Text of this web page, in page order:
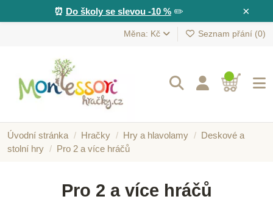
×
⏰ Do školy se slevou -10 %✏️
Měna: Kč Seznam přání (0)
Úvodní stránka Hračky Hry a hlavolamy
Deskové a
stolní hry
Pro 2 a více hráčů
Pro 2 a více hráčů